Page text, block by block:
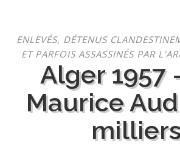
contenu
ENLEVÉS, DÉTENUS
ET PARFOIS ASSASSINÉS PAR
Alger 1957
Maurice